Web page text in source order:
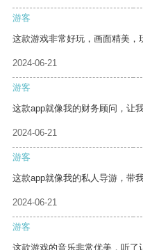
游客
这款游戏非常好玩，画面精美，
2024-06-21
游客
这款app就像我的财务顾问，让
2024-06-21
游客
这款app就像我的私人导游，带
2024-06-21
游客
这款游戏的音乐非常优美，听了